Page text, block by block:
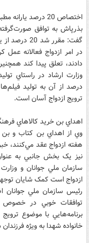
اختصاص 20 درصد يارانه مطبوعات به رسانه‌هاي فعال در ترويج ازدواج
بذرپاش به توافق
گفت: مقرر
در امر ازدواج فعالانه عمل
دادند، تعلق پيدا کند
درصد از آن به توليد
ترويج ازدواج‌ آسان است.
اهداي بن خريد کالاهاي
وي از اهداي بن کتاب و بن
هفته ازدواج عقد مي‌کنند،
نيز يک بخش جانبي به
سازمان ملي جوانان و
ازدواج است کمک شايان
رئيس سازمان ملي جوانان
توافقات خوبي در
برنامه‌هايي با موضوع
خانواده شهدا به ويژه